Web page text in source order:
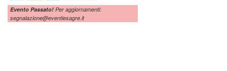
Evento Passato! Per aggiornamenti:
segnalazione@eventiesagre.it